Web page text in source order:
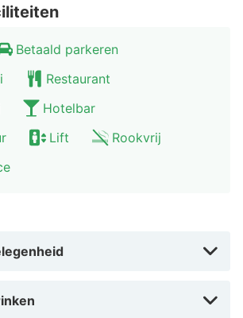
Betaald parkeren
Restaurant
Hotelbar
Lift
Rookvrij